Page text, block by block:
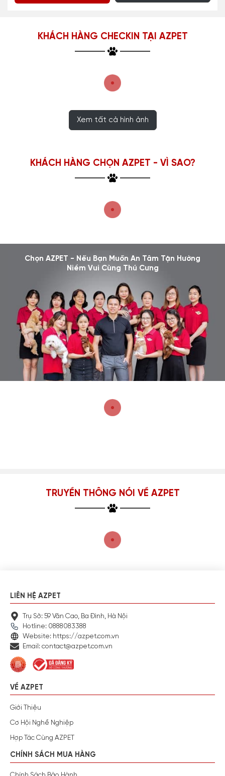
KHÁCH HÀNG CHECKIN TẠI AZPET
Xem tất cả hình ảnh
KHÁCH HÀNG CHỌN AZPET - VÌ SAO?
Chọn AZPET - Nếu Bạn Muốn An Tâm Tận Hưởng
Niềm Vui Cùng Thú Cưng
TRUYỀN THÔNG NÓI VỀ AZPET
LIÊN HỆ AZPET
Trụ Sở: 59 Văn Cao, Ba Đình, Hà Nội
Hotline: 0888083388
Website: https://azpet.com.vn
Email: contact@azpet.com.vn
VỀ AZPET
Giới Thiệu
Cơ Hội Nghề Nghiệp
Hợp Tác Cùng AZPET
CHÍNH SÁCH MUA HÀNG